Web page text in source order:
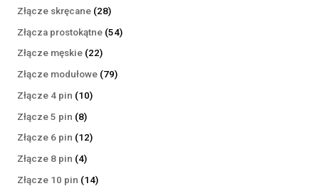
Złącze skręcane 2828
produktów
Złącza prostokątne 5454
Złącze męskie 2222
produkty
Złącze modułowe 7979
Złącze 4 pin 1010
Złącze 5 pin 88
produktów
Złącze 6 pin 1212
Złącze 8 pin 44
produkty
Złącze 10 pin 1414